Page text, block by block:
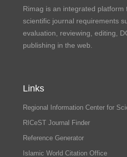
Rimag is an integrated platform
scientific journal requirements
evaluation, reviewing, editing,
publishing in the web.
Links
Regional Information Center for
RICeST Journal Finder
Reference Generator
Islamic World Citation Office